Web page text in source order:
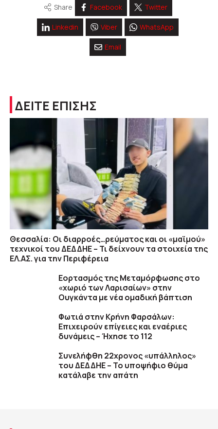
Share Facebook Twitter
Linkedin Viber WhatsApp
Email
ΔΕΙΤΕ ΕΠΙΣΗΣ
Θεσσαλία: Οι διαρροές…ρεύματος και οι «μαϊμού»
τεχνικοί του ΔΕΔΔΗΕ – Τι δείχνουν τα στοιχεία της
ΕΛ.ΑΣ. για την Περιφέρεια
Εορτασμός της Μεταμόρφωσης στο
«χωριό των Λαρισαίων» στην
Ουγκάντα με νέα ομαδική βάπτιση
Φωτιά στην Κρήνη Φαρσάλων:
Επιχειρούν επίγειες και εναέριες
δυνάμεις – Ήχησε το 112
Συνελήφθη 22χρονος «υπάλληλος»
του ΔΕΔΔΗΕ – Το υποψήφιο θύμα
κατάλαβε την απάτη